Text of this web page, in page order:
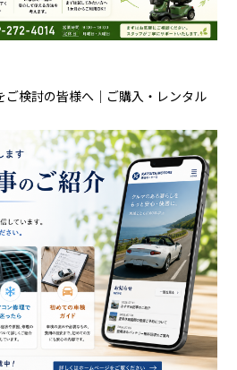
ご検討の皆様へ｜ご購入・レンタル